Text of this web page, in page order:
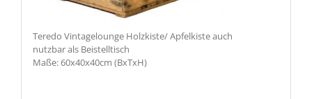
Teredo Vintagelounge Holzkiste/ Apfelkiste auch
nutzbar als Beistelltisch
Maße: 60x40x40cm (BxTxH)